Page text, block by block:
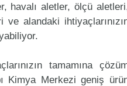
havalı aletler, ölçü
alandaki
tamamına
Kimya Merkezi geniş